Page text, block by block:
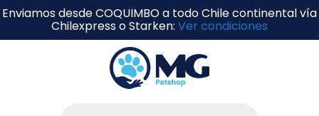
Enviamos desde COQUIMBO a todo Chile continental vía
Chilexpress o Starken: Ver condiciones